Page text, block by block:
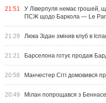
21:51
У Ліверпуля немає грошей,
ПСЖ щодо Баркола — Le
21:29 Люка Зідан змінив клуб в
21:21 Барселона готує продаж
20:58 Манчестер Сіті домовився
20:49 Мілан попрощався з